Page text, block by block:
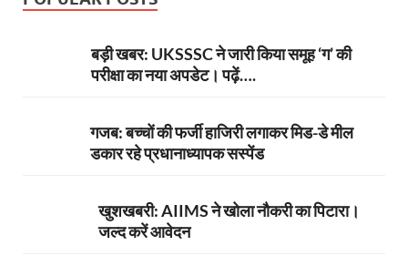
बड़ी खबर: UKSSSC ने जारी किया समूह ‘ग’ की
परीक्षा का नया अपडेट। पढ़ें….
गजब: बच्चों की फर्जी हाजिरी लगाकर मिड-डे मील
डकार रहे प्रधानाध्यापक सस्पेंड
खुशखबरी: AIIMS ने खोला नौकरी का पिटारा।
जल्द करें आवेदन